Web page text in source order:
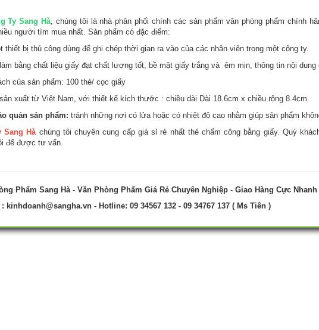
Ty Sang Hà , chúng tôi là nhà phân phối chính các sản phẩm văn phòng phẩm chính
người tìm mua nhất. Sản phẩm có đặc điểm:
thiết bị thủ công dùng để ghi chép thời gian ra vào của các nhân viên trong một công ty.
bằng chất liệu giấy đạt chất lượng tốt, bề mặt giấy trắng và êm mịn, thông tin nội dung
của sản phẩm: 100 thẻ/ cọc giấy
xuất từ Việt Nam, với thiết kế kích thước : chiều dài Dài 18.6cm x chiều rộng 8.4cm
quản sản phẩm: tránh những nơi có lửa hoặc có nhiệt độ cao nhằm giúp sản phẩm
Sang Hà chúng tôi chuyên cung cấp giá sỉ rẻ nhất thẻ chấm công bằng giấy. Quý
để được tư vấn.
Phẩm Sang Hà - Văn Phòng Phẩm Giá Rẻ Chuyên Nghiệp - Giao Hàng Cực Nhanh
: kinhdoanh@sangha.vn- Hotline: 09 34567 132 - 09 34767 137 ( Ms Tiên )